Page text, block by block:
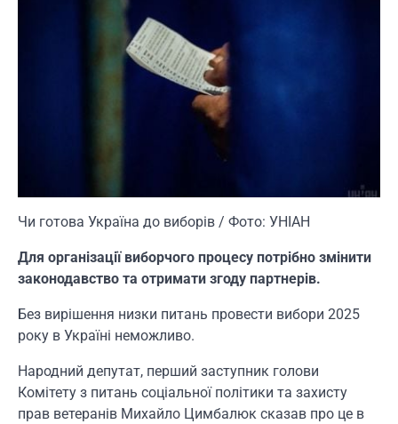
Чи готова Україна до виборів / Фото: УНІАН
Для організації виборчого процесу потрібно змінити
законодавство та отримати згоду партнерів.
Без вирішення низки питань провести вибори 2025
року в Україні неможливо.
Народний депутат, перший заступник голови
Комітету з питань соціальної політики та захисту
прав ветеранів Михайло Цимбалюк сказав про це в